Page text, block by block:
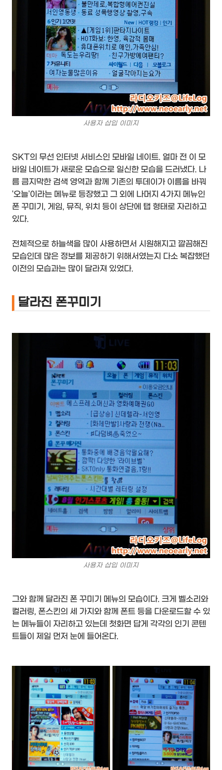
사용자 삽입 이미지
SKT의 무선 인터넷 서비스인 모바일 네이트. 얼마 전 이 모
바일 네이트가 새로운 모습으로 일신한 모습을 드러냈다. 나
름 큼지막한 검색 영역과 함께 기존의 투데이가 이름을 바꿔
'오늘'이라는 메뉴로 등장했고 그 외에 나머지 4가지 메뉴인
폰 꾸미기, 게임, 뮤직, 위치 등이 상단에 탭 형태로 자리하고
있다.
전체적으로 하늘색을 많이 사용하면서 시원해지고 깔끔해진
모습인데 많은 정보를 제공하기 위해서였는지 다소 복잡했던
이전의 모습과는 많이 달라져 있었다.
달라진 폰꾸미기
사용자 삽입 이미지
그와 함께 달라진 폰 꾸미기 메뉴의 모습이다. 크게 벨소리와
컬러링, 폰스킨의 세 가지와 함께 폰트 등을 다운로드할 수 있
는 메뉴들이 자리하고 있는데 첫화면 답게 각각의 인기 콘텐
트들이 제일 먼저 눈에 들어온다.